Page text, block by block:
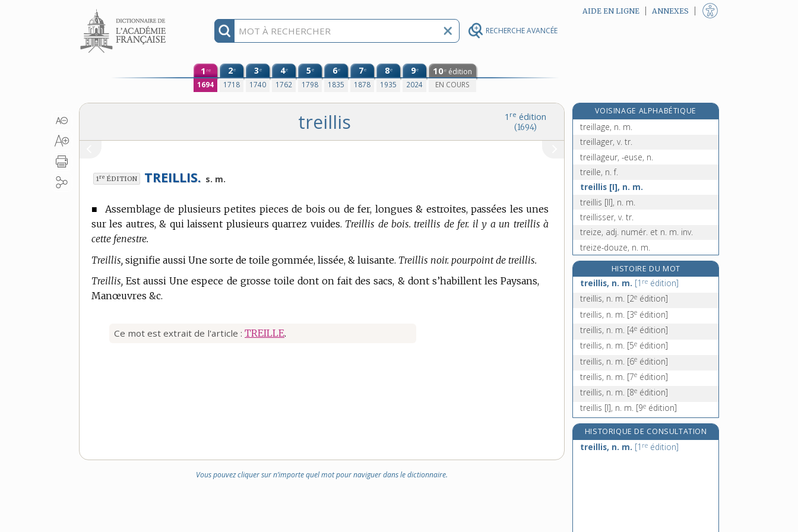
RECHERCHE AVANCÉE
Aller au contenu AIDE EN LIGNE ANNEXES
1 re
1694
2e
1718
3e
1740
4e
1762
5e
1798
6e
1835
7e
1878
8e
1935
9e
2024
10e édition
EN COURS
1 re édition
(1694)
treillis
1re ÉDITION TREILLIS. s. m.
■ Assemblage de plusieurs petites pieces de bois ou de fer, longues & estroites, passées les unes
sur les autres, & qui laissent plusieurs quarrez vuides. Treillis de bois. treillis de fer. il y a un treillis à
cette fenestre.
Treillis, signifie aussi Une sorte de toile gommée, lissée, & luisante. Treillis noir. pourpoint de treillis.
Treillis, Est aussi Une espece de grosse toile dont on fait des sacs, & dont s’habillent les Paysans,
Manœuvres &c.
Ce mot est extrait de l'article : TREILLE.
Vous pouvez cliquer sur n’importe quel mot pour naviguer dans le dictionnaire.
VOISINAGE ALPHABÉTIQUE
tréfonds, n. m.
treillage, n. m.
treillager, v. tr.
treillageur, -euse, n.
treille, n. f.
treillis [I], n. m.
treillis [II], n. m.
treillisser, v. tr.
treize, adj. numér. et n. m. inv.
treize-douze, n. m.
treizième, adj. numér. ordinal
treizièmement, adv.
trekking, n. m.
HISTOIRE DU MOT
treillis, n. m. [1 re édition]
treillis, n. m. [2e édition]
treillis, n. m. [3e édition]
treillis, n. m. [4e édition]
treillis, n. m. [5e édition]
treillis, n. m. [6e édition]
treillis, n. m. [7e édition]
treillis, n. m. [8e édition]
treillis [I], n. m. [9e édition]
HISTORIQUE DE CONSULTATION
treillis, n. m. [1 re édition]